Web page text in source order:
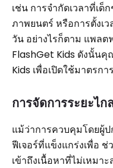
เช่น การจำกัดเวลาที่เ
ภาพยนตร์ หรือการตั้งเ
วัน อย่างไรก็ตาม แพลต
FlashGet Kids ดังนั้น
Kids เพื่อเปิดใช้มาตรกา
การจัดการระยะไก
แม้ว่าการควบคุมโดยผู้ป
ฟีเจอร์ที่แข็งแกร่งเพื่อ
เข้าถึงเนื้อหาที่ไม่เหมา